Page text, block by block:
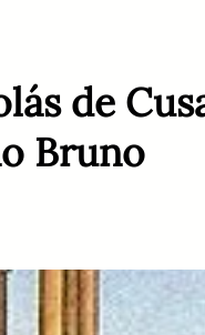
de
Bruno